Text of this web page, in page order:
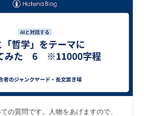
の質問です。人物をあげますので、